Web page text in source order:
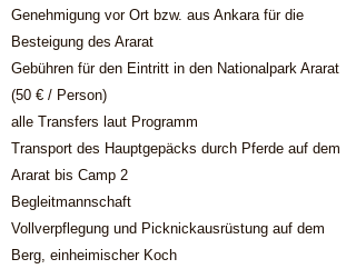
Genehmigung vor Ort bzw. aus Ankara für die
Besteigung des Ararat
Gebühren für den Eintritt in den Nationalpark Ararat
(50 € / Person)
alle Transfers laut Programm
Transport des Hauptgepäcks durch Pferde auf dem
Ararat bis Camp 2
Begleitmannschaft
Vollverpflegung und Picknickausrüstung auf dem
Berg, einheimischer Koch